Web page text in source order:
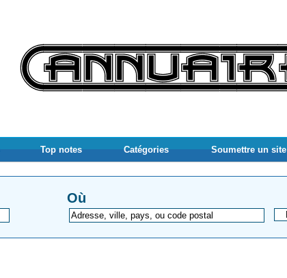
Top notes Catégories Soumettre un site
Où